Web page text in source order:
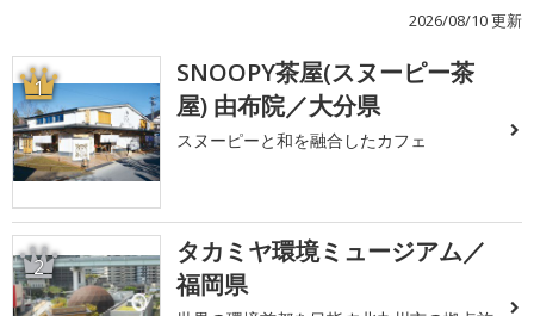
2026/08/10 更新
1
SNOOPY茶屋(スヌーピー茶
屋) 由布院／大分県
スヌーピーと和を融合したカフェ
2
タカミヤ環境ミュージアム／
福岡県